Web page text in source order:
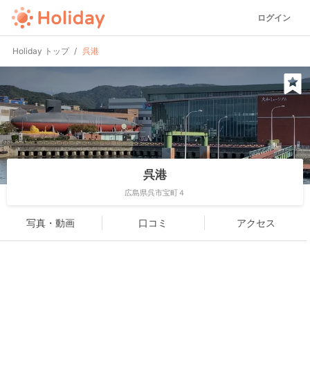
ログイン
Holiday トップ 呉港
呉港
広島県呉市宝町４
写真・動画 口コミ アクセス